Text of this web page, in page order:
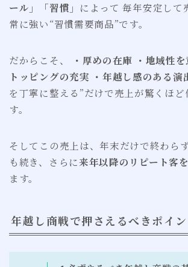
ール」「習慣」 によって 毎年安定して
常に強い“習慣需要商品”です。
だからこそ、
・厚めの在庫 ・地域性
トッピングの充実 ・年越し感のある演
を丁寧に整える”だけで売上が驚くほど
す。
そしてこの売上は、年末だけで終わら
も続き、さらに来年以降のリピート客
ます。
年越し商戦で押さえるべきポイン